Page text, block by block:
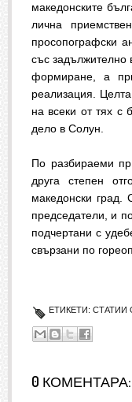
македонските
лична
просопографски
със задължително
формиране, а
реализация.
на всеки от тях с
дело в Солун.
По разбираеми
друга степен
македонски град.
председатели, и
подчертани с
свързани по
ЕТИКЕТИ: СТАТИИ
0 КОМЕНТАРА: